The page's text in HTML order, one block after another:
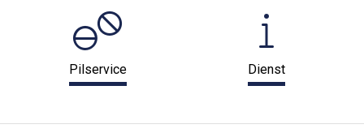
Pilservice Dienst